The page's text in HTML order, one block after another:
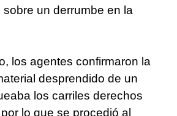
un derrumbe en la
los agentes confirmaron la
desprendido de un
los carriles derechos
lo que se procedió al